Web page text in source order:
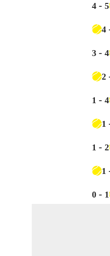
4 - 5
4
3 - 4
2
1 - 4
1
1 - 2
1
0- 1